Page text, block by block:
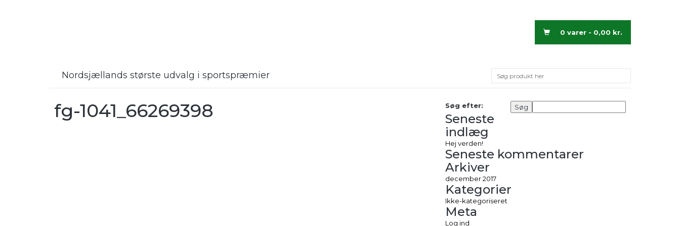
0 varer - 0,00 kr.
Nordsjællands største udvalg i sportspræmier
fg-1041_66269398 Søg efter:
Seneste
indlæg
Hej verden!
Seneste kommentarer
Arkiver
december 2017
Kategorier
Ikke-kategoriseret
Meta
Log ind